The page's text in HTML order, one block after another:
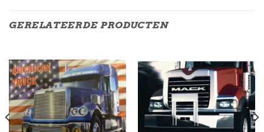
GERELATEERDE PRODUCTEN